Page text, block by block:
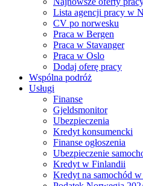
Lista agencji pracy w
CV po norwesku
Praca w Bergen
Praca w Stavanger
Praca w Oslo
Dodaj oferę pracy
Wspólna podróż
Usługi
Finanse
Gjeldsmonitor
Ubezpieczenia
Kredyt konsumencki
Finanse ogłoszenia
Ubezpieczenie
Kredyt w Finlandii
Kredyt na samochód